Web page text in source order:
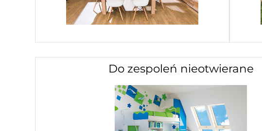
Do zespoleń nieotwierane